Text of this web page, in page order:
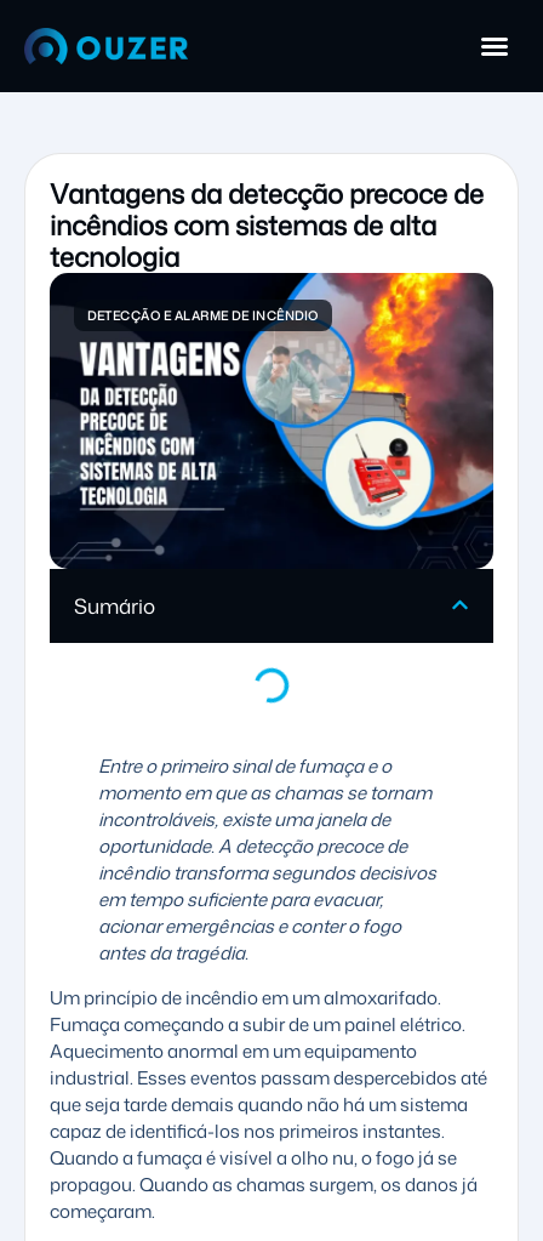
Vantagens da detecção precoce de
incêndios com sistemas de alta
tecnologia
DETECÇÃO E ALARME DE INCÊNDIO
Sumário
Entre o primeiro sinal de fumaça e o
momento em que as chamas se tornam
incontroláveis, existe uma janela de
oportunidade. A detecção precoce de
incêndio transforma segundos decisivos
em tempo suficiente para evacuar,
acionar emergências e conter o fogo
antes da tragédia.
Um princípio de incêndio em um almoxarifado.
Fumaça começando a subir de um painel elétrico.
Aquecimento anormal em um equipamento
industrial. Esses eventos passam despercebidos até
que seja tarde demais quando não há um sistema
capaz de identificá-los nos primeiros instantes.
Quando a fumaça é visível a olho nu, o fogo já se
propagou. Quando as chamas surgem, os danos já
começaram.